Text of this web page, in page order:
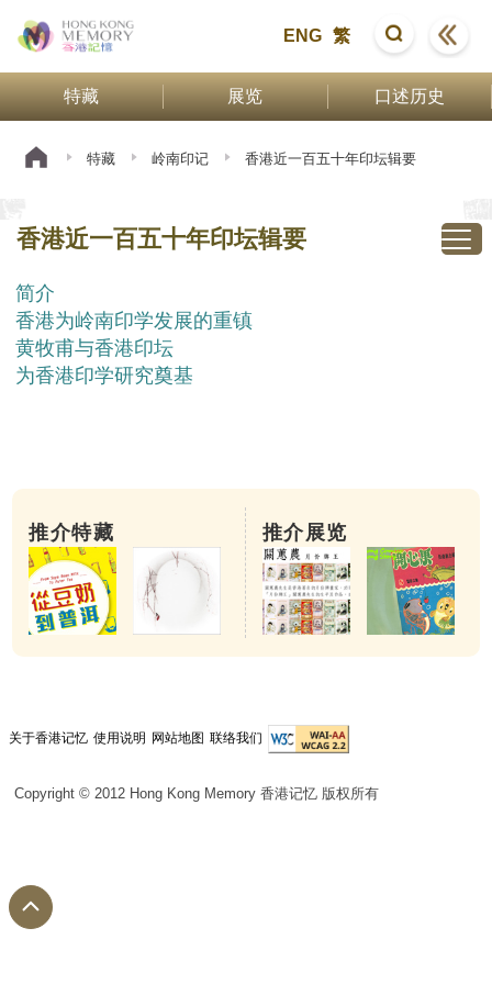
ENG 繁
特藏 展览 口述历史
特藏 岭南印记 香港近一百五十年印坛辑要
香港近一百五十年印坛辑要
简介
香港为岭南印学发展的重镇
黄牧甫与香港印坛
为香港印学研究奠基
推介特藏 推介展览
关于香港记忆 使用说明 网站地图 联络我们
Copyright © 2012 Hong Kong Memory 香港记忆 版权所有